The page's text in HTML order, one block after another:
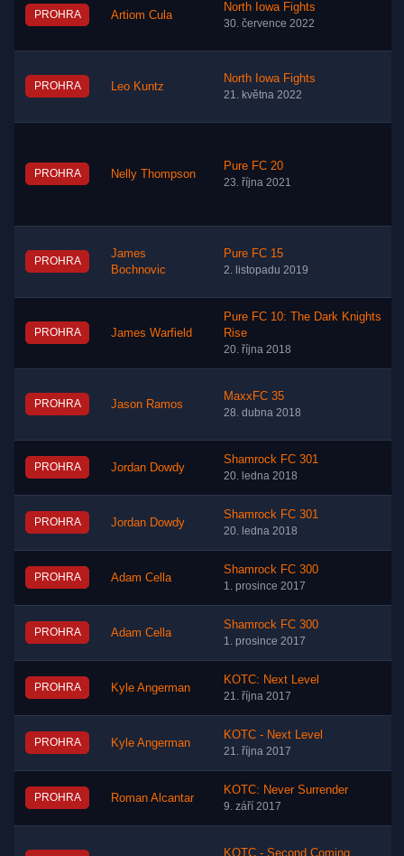
PROHRA Artiom Cula
North Iowa Fights
30. července 2022
PROHRA Leo Kuntz
North Iowa Fights
21. května 2022
PROHRA Nelly Thompson
Pure FC 20
23. října 2021
PROHRA
James
Bochnovic
Pure FC 15
2. listopadu 2019
PROHRA James Warfield
Pure FC 10: The Dark Knights
Rise
20. října 2018
PROHRA Jason Ramos
MaxxFC 35
28. dubna 2018
PROHRA Jordan Dowdy
Shamrock FC 301
20. ledna 2018
PROHRA Jordan Dowdy
Shamrock FC 301
20. ledna 2018
PROHRA Adam Cella
Shamrock FC 300
1. prosince 2017
PROHRA Adam Cella
Shamrock FC 300
1. prosince 2017
PROHRA Kyle Angerman
KOTC: Next Level
21. října 2017
PROHRA Kyle Angerman
KOTC - Next Level
21. října 2017
PROHRA Roman Alcantar
KOTC: Never Surrender
9. září 2017